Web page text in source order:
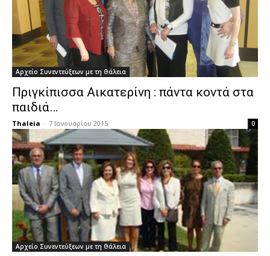
Αρχείο Συνεντεύξεων με τη Θάλεια
Πριγκίπισσα Αικατερίνη : πάντα κοντά στα
παιδιά…
Thaleia - 7 Ιανουαρίου 2015 0
Αρχείο Συνεντεύξεων με τη Θάλεια